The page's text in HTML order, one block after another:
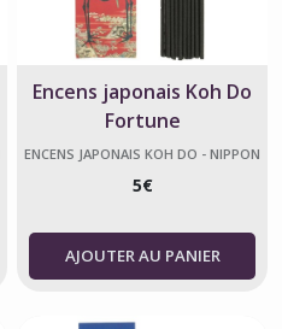
Encens japonais Koh Do
Fortune
ENCENS JAPONAIS KOH DO - NIPPON
5€
AJOUTER AU PANIER